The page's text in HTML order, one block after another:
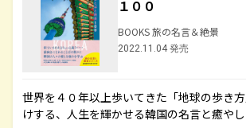
１００
BOOKS 旅の名言＆絶景
2022.11.04 発売
世界を４０年以上歩いてきた「地球の歩き
けする、人生を輝かせる韓国の名言と癒や